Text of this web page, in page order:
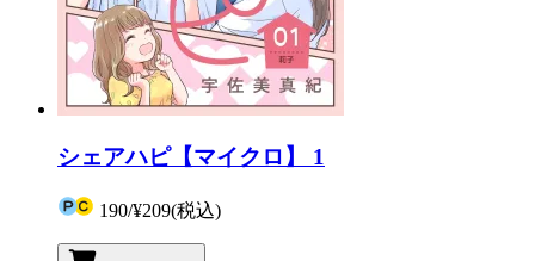
シェアハピ【マイクロ】 1
190/¥209(税込)